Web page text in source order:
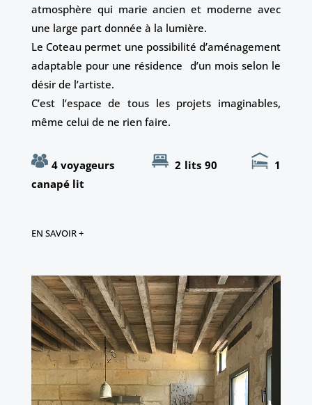
atmosphère qui marie ancien et moderne avec
une large part donnée à la lumière.
Le Coteau permet une possibilité d’aménagement
adaptable pour une résidence d’un mois selon le
désir de l’artiste.
C’est l’espace de tous les projets imaginables,
même celui de ne rien faire.
4 voyageurs 2 lits 90
1
canapé lit
EN SAVOIR +